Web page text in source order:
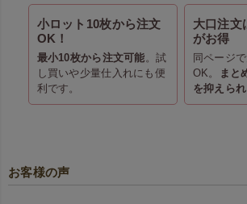
小ロット10枚から注文
OK！
最小10枚から注文可能。試
し買いや少量仕入れにも便
利です。
大口注文
がお得
同ページ
OK。
まと
を抑えら
お客様の声